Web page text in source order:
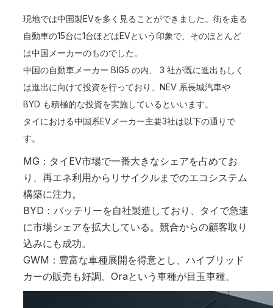
現地では中国製EVを多く見ることができました。街を走る
自動車の15台に1台ほどはEVという印象で、そのほとんど
は中国メーカーのものでした。
中国の自動車メーカー BIG5 の内、 3 社が既に進出もしく
は進出に向けて投資を行っており、NEV 系長城汽車や
BYD も積極的な投資を実施しているといいます。
タイにおける中国系EVメーカー主要3社は以下の通りで
す。
MG：タイEV市場で一番大きなシェアを占めてお
り、再エネ利用からリサイクルまでのエコシステム
構築に注力。
BYD：バッテリーを自社製造しており、タイで急速
に市場シェアを拡大している。競合からの顧客取り
込みにも成功。
GWM：豊富な車種展開を得意とし、ハイブリッド
カーの販売も好調。Oraという車種が目玉車種。